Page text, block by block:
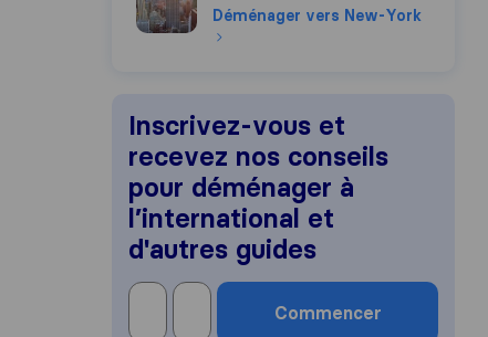
Déménager vers New-York
Inscrivez-vous et
recevez nos conseils
pour déménager à
l’international et
d'autres guides
Commencer